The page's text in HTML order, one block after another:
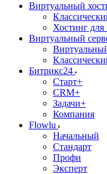
Виртуальный
Хостинг
Виртуальный
Битрикс24
Старт+
CRM+
Задачи+
Компания
Flowlu
Начальный
Стандарт
Профи
Эксперт